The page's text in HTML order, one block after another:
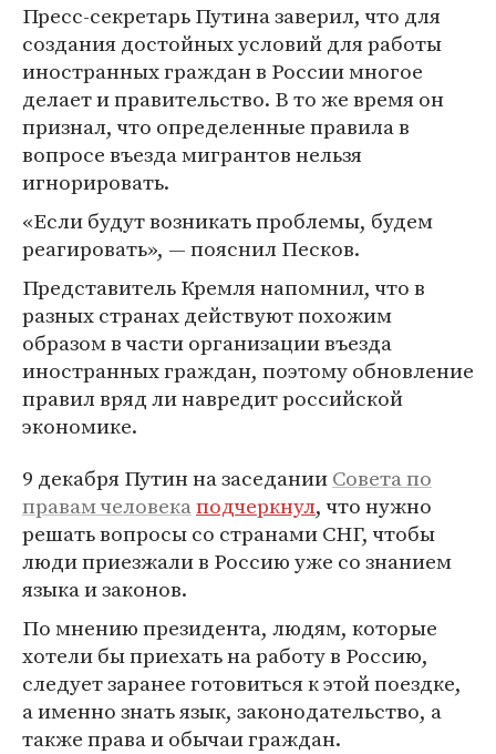
Пресс-секретарь Путина заверил, что для
создания достойных условий для работы
иностранных граждан в России многое
делает и правительство. В то же время он
признал, что определенные правила в
вопросе въезда мигрантов нельзя
игнорировать.
«Если будут возникать проблемы, будем
реагировать», — пояснил Песков.
Представитель Кремля напомнил, что в
разных странах действуют похожим
образом в части организации въезда
иностранных граждан, поэтому обновление
правил вряд ли навредит российской
экономике.
9 декабря Путин на заседанииСовета по
правам человекаподчеркнул, что нужно
решать вопросы со странами СНГ, чтобы
люди приезжали в Россию уже со знанием
языка и законов.
По мнению президента, людям, которые
хотели бы приехать на работу в Россию,
следует заранее готовиться к этой поездке,
а именно знать язык, законодательство, а
также права и обычаи граждан.